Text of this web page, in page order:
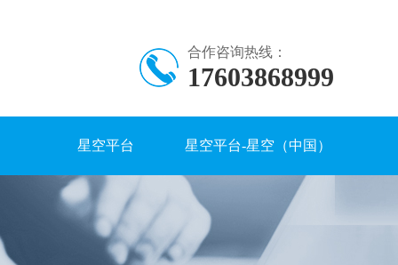
合作咨询热线：
17603868999
星空平台 星空平台-星空（中国）